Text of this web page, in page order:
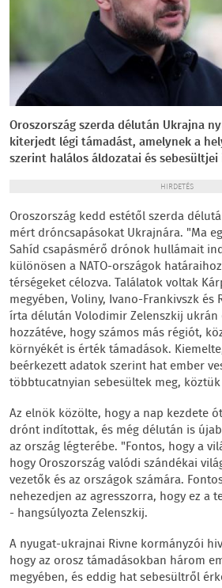
Oroszország szerda délután Ukrajna
kiterjedt légi támadást, amelynek a
szerint halálos áldozatai és sebesültjei
HIRDETÉS
Oroszország kedd estétől szerda
mért dróncsapásokat Ukrajnára. "Ma
Sahíd csapásmérő drónok hullámait
különösen a NATO-országok
térségeket célozva. Találatok voltak
megyében, Voliny, Ivano-Frankivszk és
írta délután Volodimir Zelenszkij ukrán
hozzátéve, hogy számos más régiót,
környékét is érték támadások.
beérkezett adatok szerint hat ember
többtucatnyian sebesültek meg,
Az elnök közölte, hogy a nap kezdete
drónt indítottak, és még délután is
az ország légterébe. "Fontos, hogy a
hogy Oroszország valódi szándékai
vezetők és az országok számára.
nehezedjen az agresszorra, hogy ez a
- hangsúlyozta Zelenszkij.
A nyugat-ukrajnai Rivne kormányzói
hogy az orosz támadásokban három
megyében, és eddig hat sebesültről